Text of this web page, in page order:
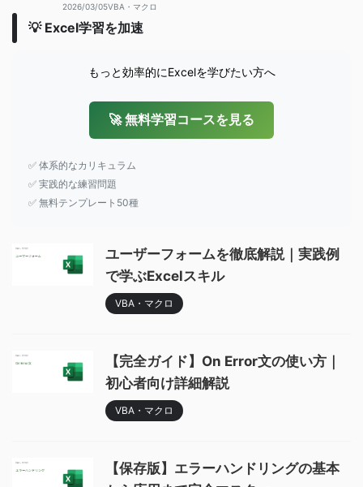
2026/03/05VBA・マクロ
💡 Excel学習を加速
もっと効率的にExcelを学びたい方へ
🚀 無料学習コースを見る
✅ 体系的なカリキュラム
✅ 実践的な練習問題
✅ 無料テンプレート50種
ユーザーフォームを徹底解説｜実践例
で学ぶExcelスキル
VBA・マクロ
【完全ガイド】On Error文の使い方｜
初心者向け詳細解説
VBA・マクロ
【保存版】エラーハンドリングの基本